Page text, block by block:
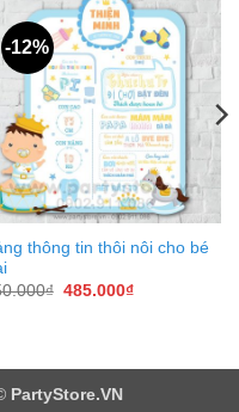
-12%
thông tin thôi nôi cho bé
₫ Giá
485.000₫Giá
PartyStore.VN